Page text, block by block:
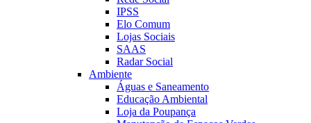
IPSS
Elo Comum
Lojas Sociais
SAAS
Radar Social
Ambiente
Águas e Saneamento
Educação Ambiental
Loja da Poupança